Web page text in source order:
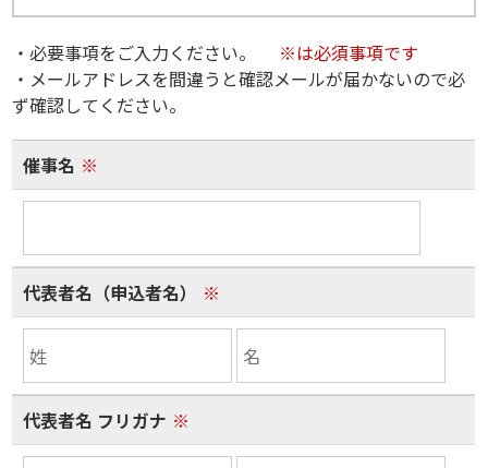
・必要事項をご入力ください。
※は必須事項です
・メールアドレスを間違うと確認メールが届かないので必
ず確認してください。
催事名 ※
代表者名（申込者名） ※
代表者名 フリガナ ※